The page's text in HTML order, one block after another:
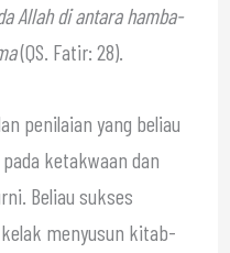
Allah di antara hamba-
(QS. Fatir: 28).
penilaian yang beliau
ketakwaan dan
Beliau sukses
menyusun kitab-